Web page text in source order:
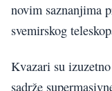
novim saznanjima
svemirskog
Kvazari su
sadrže